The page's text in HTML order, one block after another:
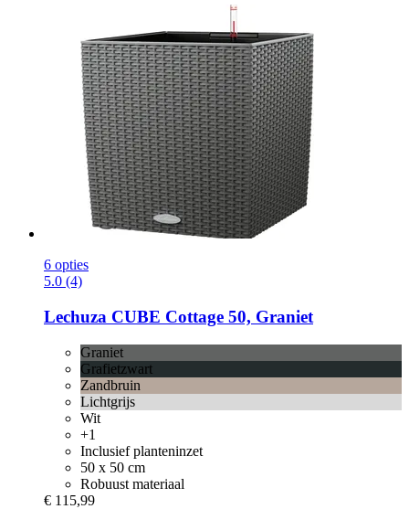
6 opties
5.0 (4)
Lechuza CUBE Cottage 50, Graniet
Graniet
Grafietzwart
Zandbruin
Lichtgrijs
Wit
+1
Inclusief planteninzet
50 x 50 cm
Robuust materiaal
€ 115,99